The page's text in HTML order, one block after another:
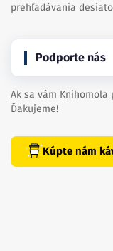
prehľadávania
Podporte nás
Ak sa vám
Ďakujeme!
Kúpte nám